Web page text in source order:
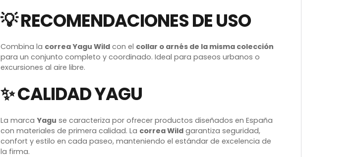
💡 RECOMENDACIONES DE USO
Combina la correa Yagu Wildcon el collar o arnés de la misma colección
para un conjunto completo y coordinado. Ideal para paseos urbanos o
excursiones al aire libre.
✨ CALIDAD YAGU
La marca Yagu se caracteriza por ofrecer productos diseñados en España
con materiales de primera calidad. La correa Wildgarantiza seguridad,
confort y estilo en cada paseo, manteniendo el estándar de excelencia de
la firma.